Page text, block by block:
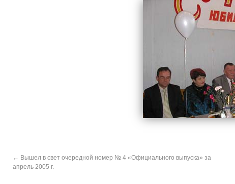
← Вышел в свет очередной номер № 4 «Официального выпуска» за
апрель 2005 г.